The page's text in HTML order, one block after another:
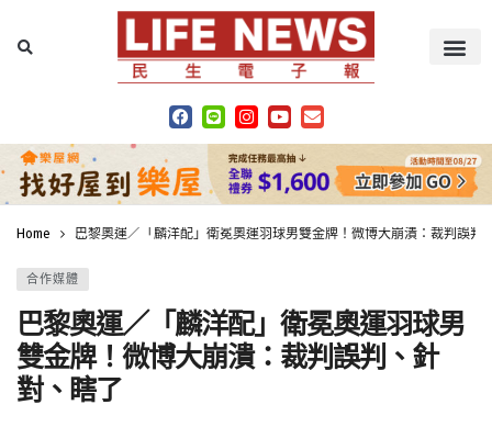
Home 巴黎奧運／「麟洋配」衛冕奧運羽球男雙金牌！微博大崩潰：裁判誤判
合作媒體
巴黎奧運／「麟洋配」衛冕奧運羽球男
雙金牌！微博大崩潰：裁判誤判、針
對、瞎了